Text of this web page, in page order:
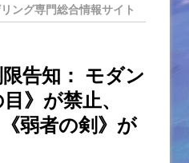
ング専門総合情報サイト
告知： モダン
》が禁止、
弱者の剣》が